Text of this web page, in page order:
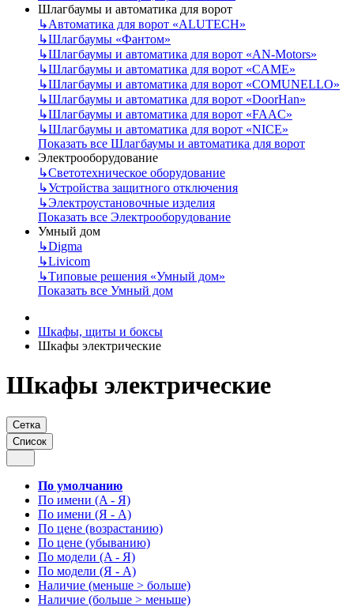
Шлагбаумы и автоматика для ворот
↳Автоматика для ворот «ALUTECH»
↳Шлагбаумы «Фантом»
↳Шлагбаумы и автоматика для ворот «AN-Motors»
↳Шлагбаумы и автоматика для ворот «CAME»
↳Шлагбаумы и автоматика для ворот «COMUNELLO»
↳Шлагбаумы и автоматика для ворот «DoorHan»
↳Шлагбаумы и автоматика для ворот «FAAC»
↳Шлагбаумы и автоматика для ворот «NICE»
Показать все Шлагбаумы и автоматика для ворот
Электрооборудование
↳Светотехническое оборудование
↳Устройства защитного отключения
↳Электроустановочные изделия
Показать все Электрооборудование
Умный дом
↳Digma
↳Livicom
↳Типовые решения «Умный дом»
Показать все Умный дом
Шкафы, щиты и боксы
Шкафы электрические
Шкафы электрические
Сетка
Список
По умолчанию
По имени (A - Я)
По имени (Я - A)
По цене (возрастанию)
По цене (убыванию)
По модели (A - Я)
По модели (Я - A)
Наличие (меньше > больше)
Наличие (больше > меньше)